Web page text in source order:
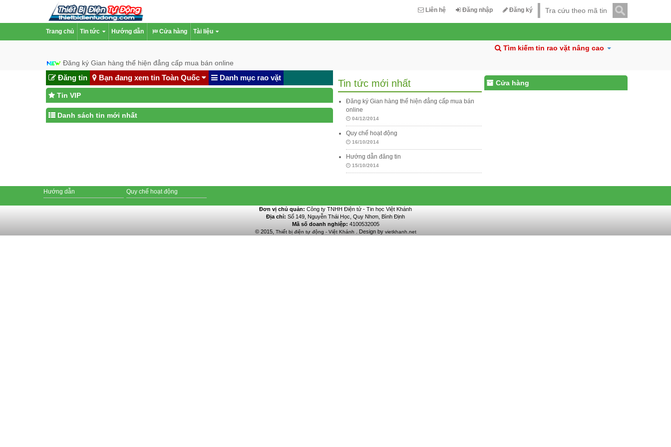
Liên hệ Đăng nhập Đăng ký
Trang chủ Tin tức Hướng dẫn Cửa hàng Tài liệu
Tìm kiếm tin rao vặt nâng cao
Đăng ký Gian hàng thể hiện đẳng cấp mua bán online
Đăng tin Bạn đang xem tin Toàn Quốc Danh mục rao vặt
Tin VIP
Danh sách tin mới nhất
Tin tức mới nhất
Đăng ký Gian hàng thể hiện đẳng cấp mua bán
online
04/12/2014
Quy chế hoạt động
16/10/2014
Hướng dẫn đăng tin
15/10/2014
Cửa hàng
Hướng dẫn Quy chế hoạt động
Đơn vị chủ quản: Công ty TNHH Điện tử - Tin học Việt Khánh
Địa chỉ: Số 149, Nguyễn Thái Học, Quy Nhơn, Bình Định
Mã số doanh nghiệp: 4100532005
© 2015, Thiết bị điện tự động - Việt Khánh . Design by vietkhanh.net